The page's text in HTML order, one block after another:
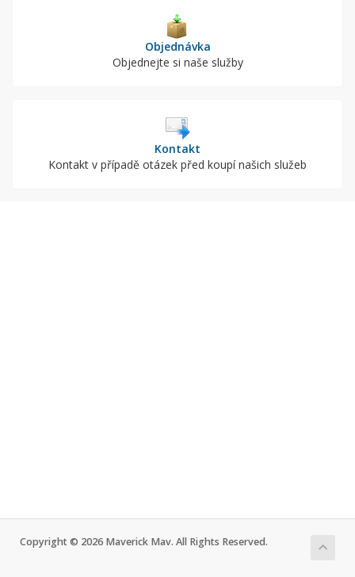
Objednávka
Objednejte si naše služby
Kontakt
Kontakt v případě otázek před koupí našich služeb
Copyright © 2026 Maverick Mav. All Rights Reserved.